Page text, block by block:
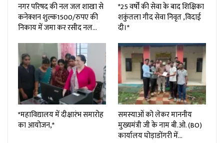
नगर परिषद की नल जल शाखा से
कनेक्शन शुल्क₹1500/रुपए की
निकाय में जमा कर रसीद नल…
*25 वर्षों की सेवा के बाद शिक्षिका
शकुंतला गीद सेवा निवृत ,विदाई
दी।*
*महाविद्यालय में दीक्षारंभ समारोह
का आयोजन,*
समस्याओं को लेकर माननीय
मुख्यमंत्री जी के नाम बी.ओ. (BO)
कार्यालय घोड़ाडोंगरी में…